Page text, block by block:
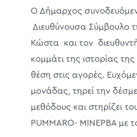
Ο Δήμαρχος
Διευθύνουσα Σύμβουλο
Κώστα και τον
κομμάτι της ιστορίας
θέση στις αγορές.
μονάδας, τηρεί την
μεθόδους και στηρίζει
PUMMARO- ΜΙΝΕΡΒΑ με